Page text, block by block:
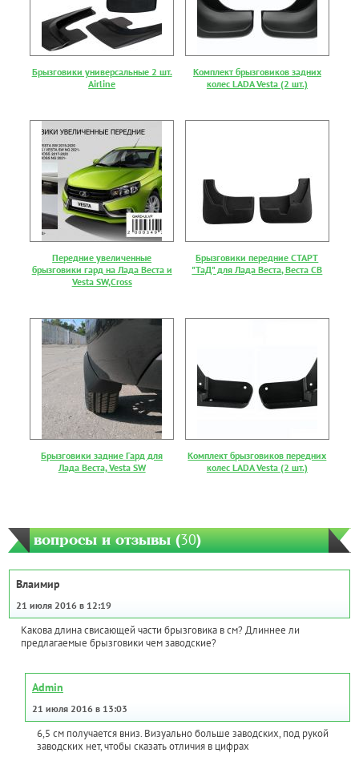
Брызговики универсальные 2 шт.
Airline
Комплект брызговиков задних
колес LADA Vesta (2 шт.)
Передние увеличенные
брызговики гард на Лада Веста и
Vesta SW,Cross
Брызговики передние СТАРТ
"ТаД" для Лада Веста, Веста СВ
Брызговики задние Гард для
Лада Веста, Vesta SW
Комплект брызговиков передних
колес LADA Vesta (2 шт.)
вопросы и отзывы (30)
Влаимир
21 июля 2016 в 12:19
Какова длина свисающей части брызговика в см? Длиннее ли
предлагаемые брызговики чем заводские?
Admin
21 июля 2016 в 13:03
6,5 см получается вниз. Визуально больше заводских, под рукой
заводских нет, чтобы сказать отличия в цифрах